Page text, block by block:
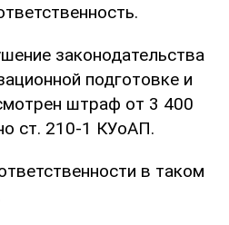
законодательства
подготовке и
штраф от 3 400
ст. 210-1 КУоАП.
в таком